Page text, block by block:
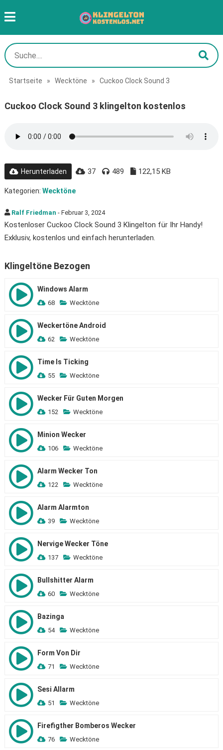
Startseite » Wecktöne » Cuckoo Clock Sound 3
Cuckoo Clock Sound 3 klingelton kostenlos
Herunterladen 37 489 122,15 KB
Kategorien: Wecktöne
Ralf Friedman - Februar 3, 2024
Kostenloser Cuckoo Clock Sound 3 Klingelton für Ihr Handy!
Exklusiv, kostenlos und einfach herunterladen.
Klingeltöne Bezogen
Windows Alarm
68 Wecktöne
Weckertöne Android
62 Wecktöne
Time Is Ticking
55 Wecktöne
Wecker Für Guten Morgen
152 Wecktöne
Minion Wecker
106 Wecktöne
Alarm Wecker Ton
122 Wecktöne
Alarm Alarmton
39 Wecktöne
Nervige Wecker Töne
137 Wecktöne
Bullshitter Alarm
60 Wecktöne
Bazinga
54 Wecktöne
Form Von Dir
71 Wecktöne
Sesi Allarm
51 Wecktöne
Firefigther Bomberos Wecker
76 Wecktöne